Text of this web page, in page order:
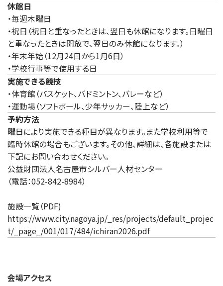
休館日
・毎週木曜日
・祝日（祝日と重なったときは、翌日も休館になります。日曜日
と重なったときは開放で、翌日のみ休館になります。）
・年末年始（12月24日から1月6日）
・学校行事等で使用する日
実施できる競技
・体育館（バスケット、バドミントン、バレーなど）
・運動場（ソフトボール、少年サッカー、陸上など）
予約方法
曜日により実施できる種目が異なります。また学校利用等で
臨時休館の場合もございます。その他、詳細は、各施設または
下記にお問い合わせください。
公益財団法人名古屋市シルバー人材センター
（電話：052-842-8984）
施設一覧（PDF)
https://www.city.nagoya.jp/_res/projects/default_projec
t/_page_/001/017/484/ichiran2026.pdf
会場アクセス